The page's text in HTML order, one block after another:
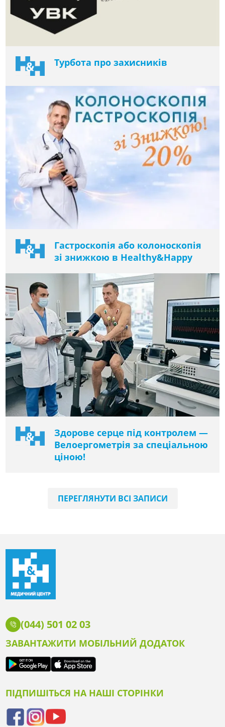
Турбота про захисників
Гастроскопія або колоноскопія
зі знижкою в Healthy&Happy
Здорове серце під контролем —
Велоергометрія за спеціальною
ціною!
ПЕРЕГЛЯНУТИ ВСІ ЗАПИСИ
(044) 501 02 03
ЗАВАНТАЖИТИ МОБІЛЬНИЙ ДОДАТОК
ПІДПИШІТЬСЯ НА НАШІ СТОРІНКИ